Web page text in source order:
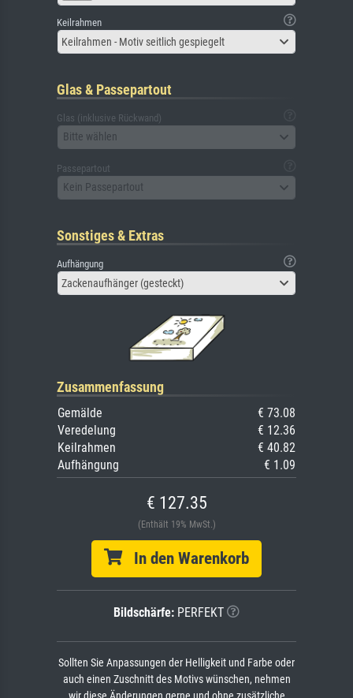
Keilrahmen
Keilrahmen - Motiv seitlich gespiegelt
Glas & Passepartout
Glas (inklusive Rückwand)
Bitte wählen
Passepartout
Kein Passepartout
Sonstiges & Extras
Aufhängung
Zackenaufhänger (gesteckt)
Zusammenfassung
Gemälde
€ 73.08
Veredelung
€ 12.36
Keilrahmen
€ 40.82
Aufhängung
€ 1.09
€ 127.35
(Enthält 19% MwSt.)
In den Warenkorb
Bildschärfe: PERFEKT
Sollten Sie Anpassungen der Helligkeit und Farbe oder
auch einen Zuschnitt des Motivs wünschen, nehmen